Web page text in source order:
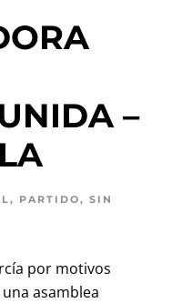
–
, PARTIDO, SIN
por motivos
asamblea